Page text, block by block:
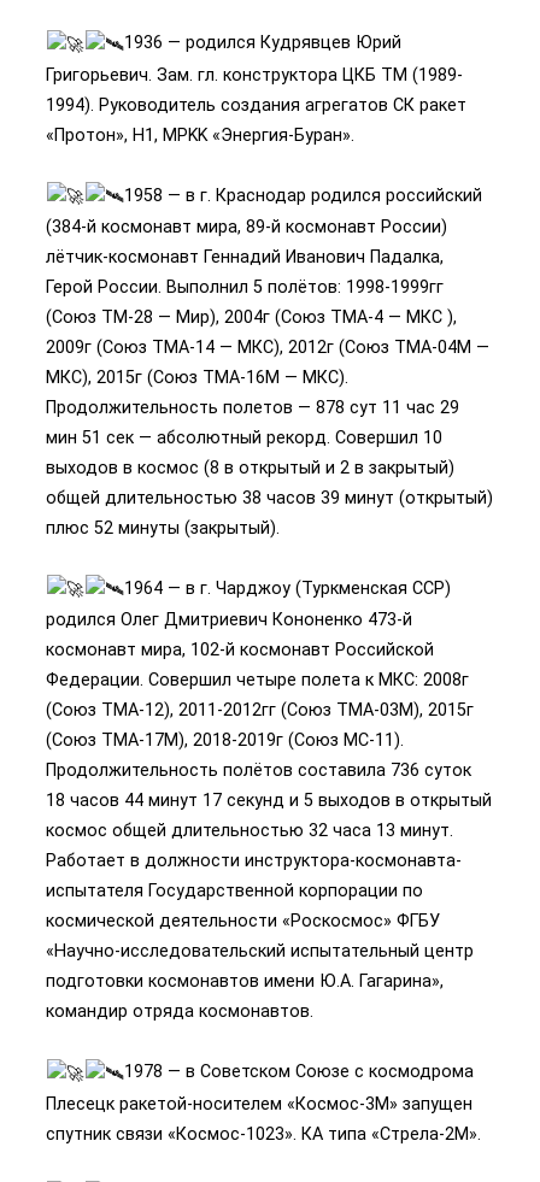
1936 — родился Кудрявцев Юрий
Григорьевич. Зам. гл. конструктора ЦКБ ТМ (1989-
1994). Руководитель создания агрегатов СК ракет
«Протон», H1, MPKK «Энергия-Буран».
1958 — в г. Краснодар родился российский
(384-й космонавт мира, 89-й космонавт России)
лётчик-космонавт Геннадий Иванович Падалка,
Герой России. Выполнил 5 полётов: 1998-1999гг
(Союз ТМ-28 — Мир), 2004г (Союз ТМА-4 — МКС ),
2009г (Союз ТМА-14 — МКС), 2012г (Союз ТМА-04М —
МКС), 2015г (Союз ТМА-16М — МКС).
Продолжительность полетов — 878 сут 11 час 29
мин 51 сек — абсолютный рекорд. Совершил 10
выходов в космос (8 в открытый и 2 в закрытый)
общей длительностью 38 часов 39 минут (открытый)
плюс 52 минуты (закрытый).
1964 — в г. Чарджоу (Туркменская ССР)
родился Олег Дмитриевич Кононенко 473-й
космонавт мира, 102-й космонавт Российской
Федерации. Совершил четыре полета к МКС: 2008г
(Союз ТМА-12), 2011-2012гг (Союз ТМА-03М), 2015г
(Союз ТМА-17М), 2018-2019г (Союз МС-11).
Продолжительность полётов составила 736 суток
18 часов 44 минут 17 секунд и 5 выходов в открытый
космос общей длительностью 32 часа 13 минут.
Работает в должности инструктора-космонавта-
испытателя Государственной корпорации по
космической деятельности «Роскосмос» ФГБУ
«Научно-исследовательский испытательный центр
подготовки космонавтов имени Ю.А. Гагарина»,
командир отряда космонавтов.
1978 — в Советском Союзе с космодрома
Плесецк ракетой-носителем «Космос-3М» запущен
спутник связи «Космос-1023». КА типа «Стрела-2М».